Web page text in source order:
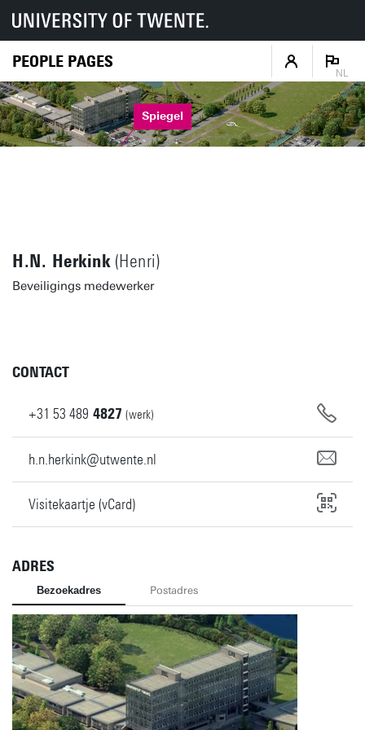
PEOPLE PAGES
NL
Spiegel
H.N. Herkink(Henri)
Beveiligings medewerker
CONTACT
+31 53 489 4827 (werk)
h.n.herkink@utwente.nl
Visitekaartje (vCard)
ADRES
Bezoekadres Postadres